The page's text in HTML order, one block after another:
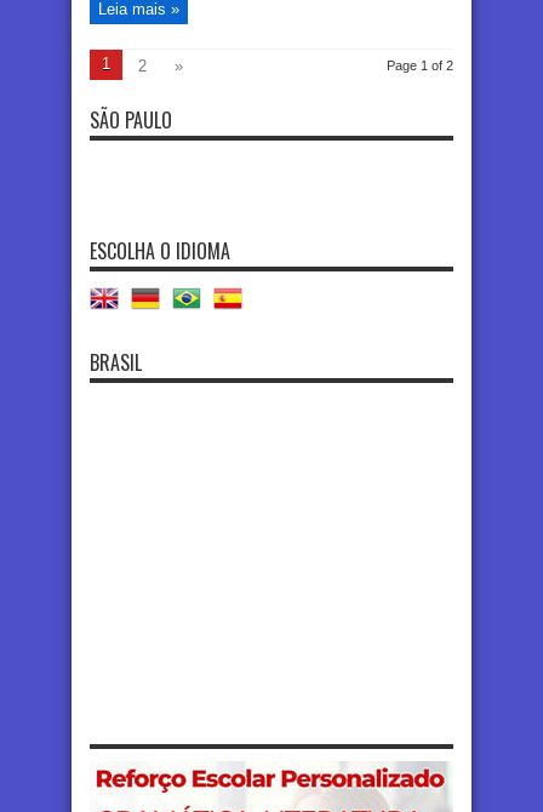
Leia mais »
Page 1 of 2
1 2 »
SÃO PAULO
ESCOLHA O IDIOMA
BRASIL